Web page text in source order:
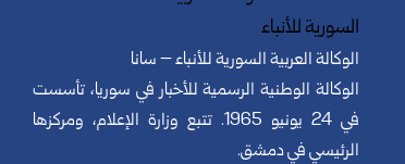
الوكالة العربية السورية للأنباء – سانا
الوكالة الوطنية الرسمية للأخبار في سوريا، تأسست
في 24 يونيو 1965. تتبع وزارة الإعلام، ومركزها
الرئيسي في دمشق.